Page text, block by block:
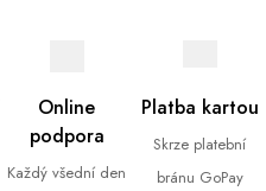
Online
podpora
Každý všední den
Platba kartou
Skrze platební
bránu GoPay